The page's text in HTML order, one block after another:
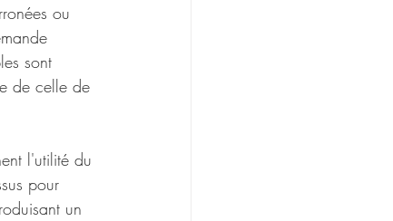
ou
sont
de celle de
l'utilité du
pour
un